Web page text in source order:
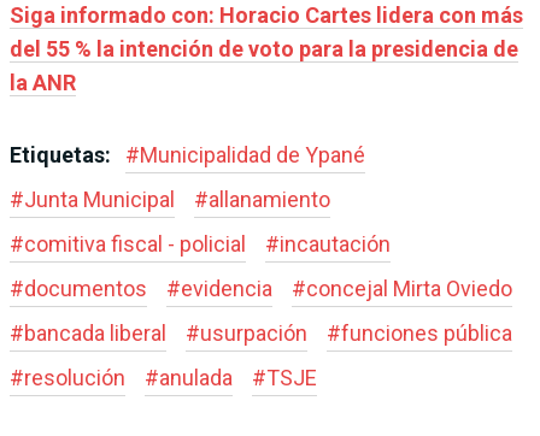
Siga informado con: Horacio Cartes lidera con más
del 55 % la intención de voto para la presidencia de
la ANR
Etiquetas: #Municipalidad de Ypané
#Junta Municipal #allanamiento
#comitiva fiscal - policial #incautación
#documentos #evidencia #concejal Mirta Oviedo
#bancada liberal #usurpación #funciones pública
#resolución #anulada #TSJE